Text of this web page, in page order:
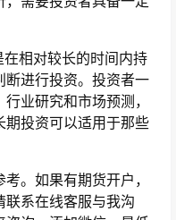
相对较长的时间内持
断进行投资。投资者一
业研究和市场预测，
期投资可以适用于那些
。如果有期货开户，
系在线客服与我沟